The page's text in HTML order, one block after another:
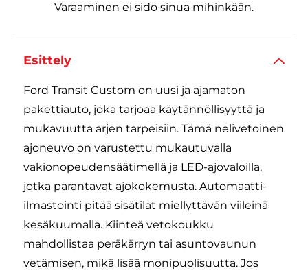
Varaaminen ei sido sinua mihinkään.
Esittely
Ford Transit Custom on uusi ja ajamaton
pakettiauto, joka tarjoaa käytännöllisyyttä ja
mukavuutta arjen tarpeisiin. Tämä nelivetoinen
ajoneuvo on varustettu mukautuvalla
vakionopeudensäätimellä ja LED-ajovaloilla,
jotka parantavat ajokokemusta. Automaatti-
ilmastointi pitää sisätilat miellyttävän viileinä
kesäkuumalla. Kiinteä vetokoukku
mahdollistaa peräkärryn tai asuntovaunun
vetämisen, mikä lisää monipuolisuutta. Jos